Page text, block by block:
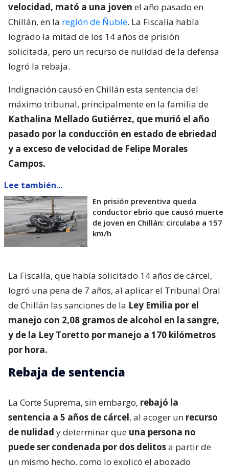
velocidad, mató a una joven el año pasado en
Chillán, en la región de Ñuble. La Fiscalía había
logrado la mitad de los 14 años de prisión
solicitada, pero un recurso de nulidad de la defensa
logró la rebaja.
Indignación causó en Chillán esta sentencia del
máximo tribunal, principalmente en la familia de
Kathalina Mellado Gutiérrez, que murió el año
pasado por la conducción en estado de ebriedad
y a exceso de velocidad de Felipe Morales
Campos.
Lee también...
En prisión preventiva queda
conductor ebrio que causó muerte
de joven en Chillán: circulaba a 157
km/h
La Fiscalía, que había solicitado 14 años de cárcel,
logró una pena de 7 años, al aplicar el Tribunal Oral
de Chillán las sanciones de la Ley Emilia por el
manejo con 2,08 gramos de alcohol en la sangre,
y de la Ley Toretto por manejo a 170 kilómetros
por hora.
Rebaja de sentencia
La Corte Suprema, sin embargo, rebajó la
sentencia a 5 años de cárcel, al acoger un recurso
de nulidad y determinar que una persona no
puede ser condenada por dos delitosa partir de
un mismo hecho, como lo explicó el abogado